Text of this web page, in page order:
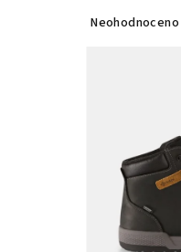
Průměrné
hvězdiček.
Neohodnoceno